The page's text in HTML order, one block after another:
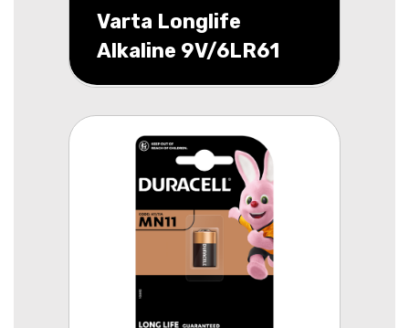
Varta Longlife
Alkaline 9V/6LR61
blister 1